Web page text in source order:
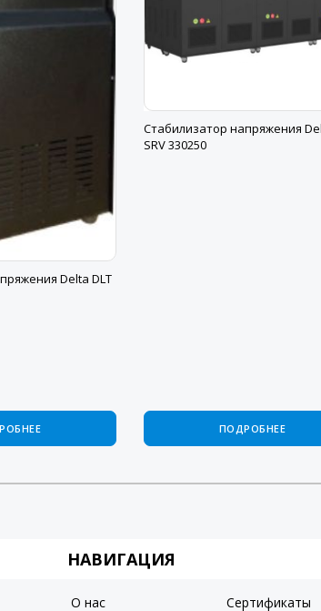
Delta DLT
Стабилизатор напряжения
SRV 330250
ПОДРОБНЕЕ
НАВИГАЦИЯ
О нас Сертификаты